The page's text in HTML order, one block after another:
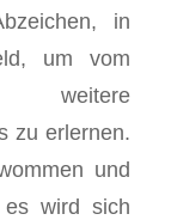
in
um vom
weitere
zu erlernen.
und
es wird sich